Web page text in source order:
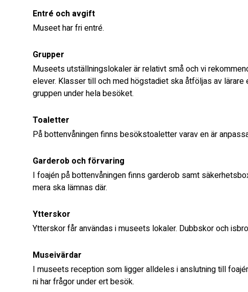
Entré och avgift
Museet har fri entré.
Grupper
Museets utställningslokaler är relativt små och vi
elever. Klasser till och med högstadiet ska åtföljas av lärare
gruppen under hela besöket.
Toaletter
På bottenvåningen finns besökstoaletter varav en är
Garderob och förvaring
I foajén på bottenvåningen finns garderob samt
mera ska lämnas där.
Ytterskor
Ytterskor får användas i museets lokaler. Dubbskor och
Museivärdar
I museets reception som ligger alldeles i anslutning till
ni har frågor under ert besök.